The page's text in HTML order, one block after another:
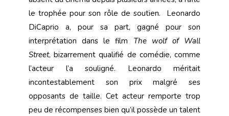
le trophée pour son rôle de soutien. Leonardo
DiCaprio a, pour sa part, gagné pour son
interprétation dans le film The wolf of Wall
Street, bizarrement qualifié de comédie, comme
l’acteur l’a souligné. Leonardo méritait
incontestablement son prix malgré ses
opposants de taille. Cet acteur remporte trop
peu de récompenses bien qu’il possède un talent